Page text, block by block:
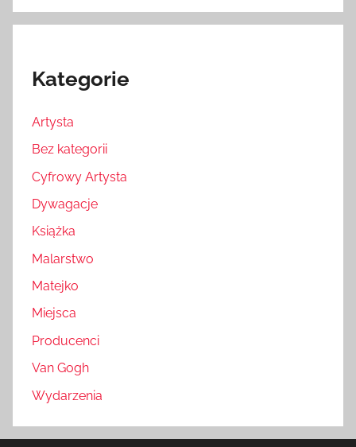
Kategorie
Artysta
Bez kategorii
Cyfrowy Artysta
Dywagacje
Książka
Malarstwo
Matejko
Miejsca
Producenci
Van Gogh
Wydarzenia